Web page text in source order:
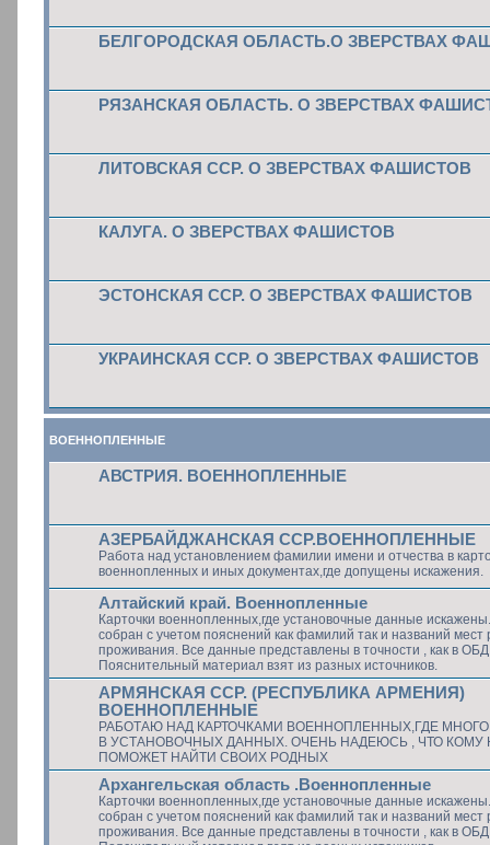
БЕЛГОРОДСКАЯ ОБЛАСТЬ.О ЗВЕРСТВАХ
РЯЗАНСКАЯ ОБЛАСТЬ. О ЗВЕРСТВАХ
ЛИТОВСКАЯ ССР. О ЗВЕРСТВАХ ФАШИСТОВ
КАЛУГА. О ЗВЕРСТВАХ ФАШИСТОВ
ЭСТОНСКАЯ ССР. О ЗВЕРСТВАХ ФАШИСТОВ
УКРАИНСКАЯ ССР. О ЗВЕРСТВАХ ФАШИСТОВ
ВОЕННОПЛЕННЫЕ
АВСТРИЯ. ВОЕННОПЛЕННЫЕ
АЗЕРБАЙДЖАНСКАЯ ССР.ВОЕННОПЛЕННЫЕ
Работа над установлением фамилии имени и отчества в
военнопленных и иных документах,где допущены искажения.
Алтайский край. Военнопленные
Карточки военнопленных,где установочные данные
собран с учетом пояснений как фамилий так и названий мест
проживания. Все данные представлены в точности , как в
Пояснительный материал взят из разных источников.
АРМЯНСКАЯ ССР. (РЕСПУБЛИКА АРМЕНИЯ)
ВОЕННОПЛЕННЫЕ
РАБОТАЮ НАД КАРТОЧКАМИ ВОЕННОПЛЕННЫХ,ГДЕ
В УСТАНОВОЧНЫХ ДАННЫХ. ОЧЕНЬ НАДЕЮСЬ , ЧТО КОМУ
ПОМОЖЕТ НАЙТИ СВОИХ РОДНЫХ
Архангельская область .Военнопленные
Карточки военнопленных,где установочные данные
собран с учетом пояснений как фамилий так и названий мест
проживания. Все данные представлены в точности , как в